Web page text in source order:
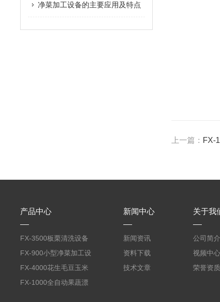
净菜加工设备的主要应用及特点
上一篇： FX-
产品中心
FX-3500板栗清洗设备
全自动气泡清洗机
FX-900小型净菜加工设
备野菜清洗机
FX-4000花生毛豆玉米
蒸煮漂烫机
FX-1000全自动果蔬漂
新闻中心
新闻资讯
资料下载
技术文章
关于我
公司简介
视频中心
荣誉资质